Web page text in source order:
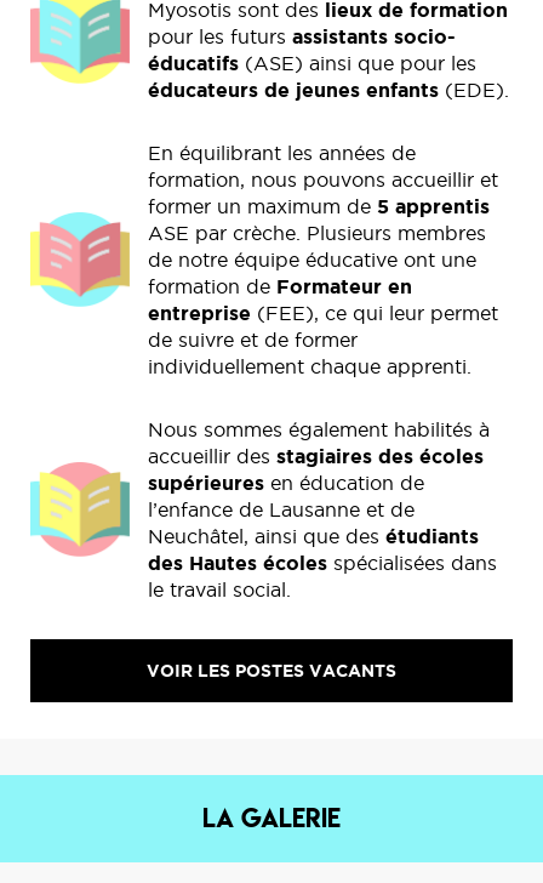
Myosotis sont des lieux de formation
pour les futurs assistants socio-
éducatifs (ASE) ainsi que pour les
éducateurs de jeunes enfants (EDE).
En équilibrant les années de
formation, nous pouvons accueillir et
former un maximum de 5 apprentis
ASE par crèche. Plusieurs membres
de notre équipe éducative ont une
formation de Formateur en
entreprise (FEE), ce qui leur permet
de suivre et de former
individuellement chaque apprenti.
Nous sommes également habilités à
accueillir des stagiaires des écoles
supérieures en éducation de
l’enfance de Lausanne et de
Neuchâtel, ainsi que des étudiants
des Hautes écoles spécialisées dans
le travail social.
VOIR LES POSTES VACANTS
La Galerie